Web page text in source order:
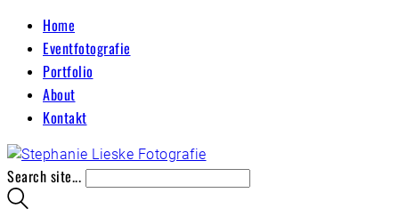
Home
Eventfotografie
Portfolio
About
Kontakt
Search site...